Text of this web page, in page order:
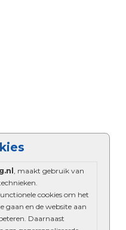
, maakt gebruik van
cookies om het
gaan en de website aan
Daarnaast